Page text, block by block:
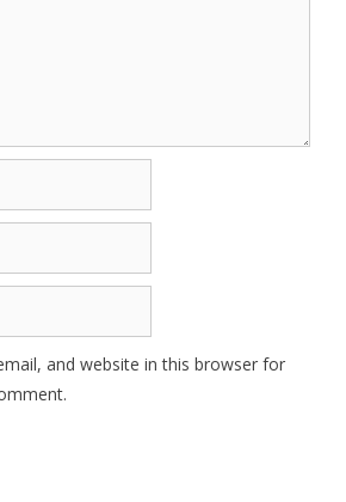
and website in this browser for